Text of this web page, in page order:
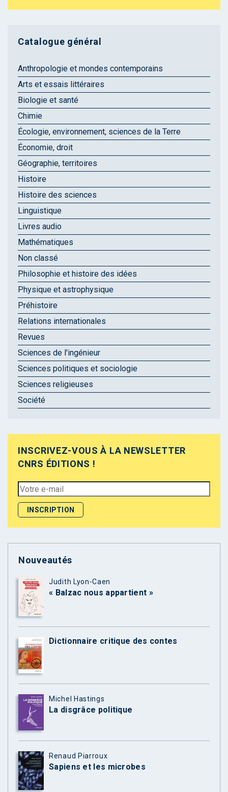
Catalogue général
Anthropologie et mondes contemporains
Arts et essais littéraires
Biologie et santé
Chimie
Écologie, environnement, sciences de la Terre
Économie, droit
Géographie, territoires
Histoire
Histoire des sciences
Linguistique
Livres audio
Mathématiques
Non classé
Philosophie et histoire des idées
Physique et astrophysique
Préhistoire
Relations internationales
Revues
Sciences de l'ingénieur
Sciences politiques et sociologie
Sciences religieuses
Société
INSCRIVEZ-VOUS À LA NEWSLETTER
CNRS ÉDITIONS !
Nouveautés
Judith Lyon-Caen
« Balzac nous appartient »
Dictionnaire critique des contes
Michel Hastings
La disgrâce politique
Renaud Piarroux
Sapiens et les microbes